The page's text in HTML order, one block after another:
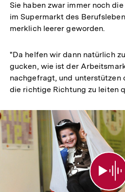
Sie haben zwar immer noch
im Supermarkt des
merklich leerer geworden.
"Da helfen wir dann natürlich
gucken, wie ist der
nachgefragt, und unterstützen
die richtige Richtung zu leiten
Pilot,
Topmodel
oder
Tierärztin?